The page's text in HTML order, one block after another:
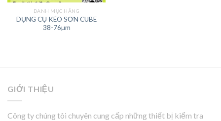
DANH MỤC HÃNG
DỤNG CỤ KÉO SƠN CUBE
38-76µm
GIỚI THIỆU
Công ty chúng tôi chuyên cung cấp những thiết bị kiểm tra